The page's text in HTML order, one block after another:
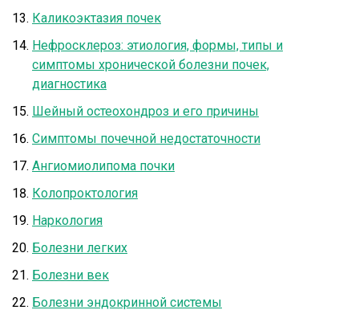
Каликоэктазия почек
Нефросклероз: этиология, формы, типы и
симптомы хронической болезни почек,
диагностика
Шейный остеохондроз и его причины
Симптомы почечной недостаточности
Ангиомиолипома почки
Колопроктология
Наркология
Болезни легких
Болезни век
Болезни эндокринной системы